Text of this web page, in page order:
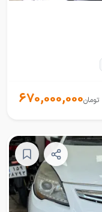
670,000,000تومان